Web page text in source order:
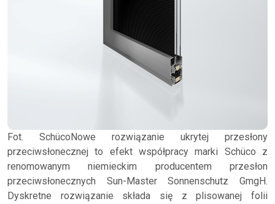
Fot. SchücoNowe rozwiązanie ukrytej przesłony
przeciwsłonecznej to efekt współpracy marki Schüco z
renomowanym niemieckim producentem przesłon
przeciwsłonecznych Sun-Master Sonnenschutz GmgH.
Dyskretne rozwiązanie składa się z plisowanej folii